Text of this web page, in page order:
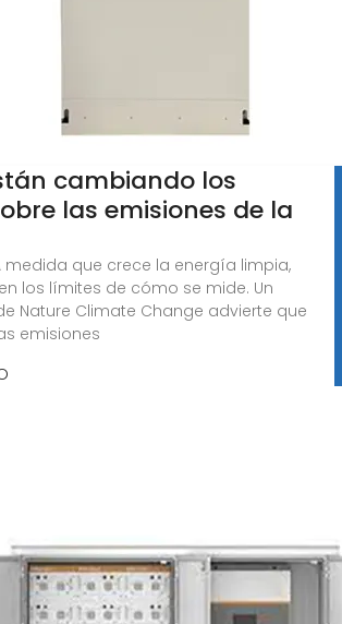
cambiando los
las emisiones de la
medida que crece la energía limpia,
los límites de cómo se mide. Un
Nature Climate Change advierte que
emisiones